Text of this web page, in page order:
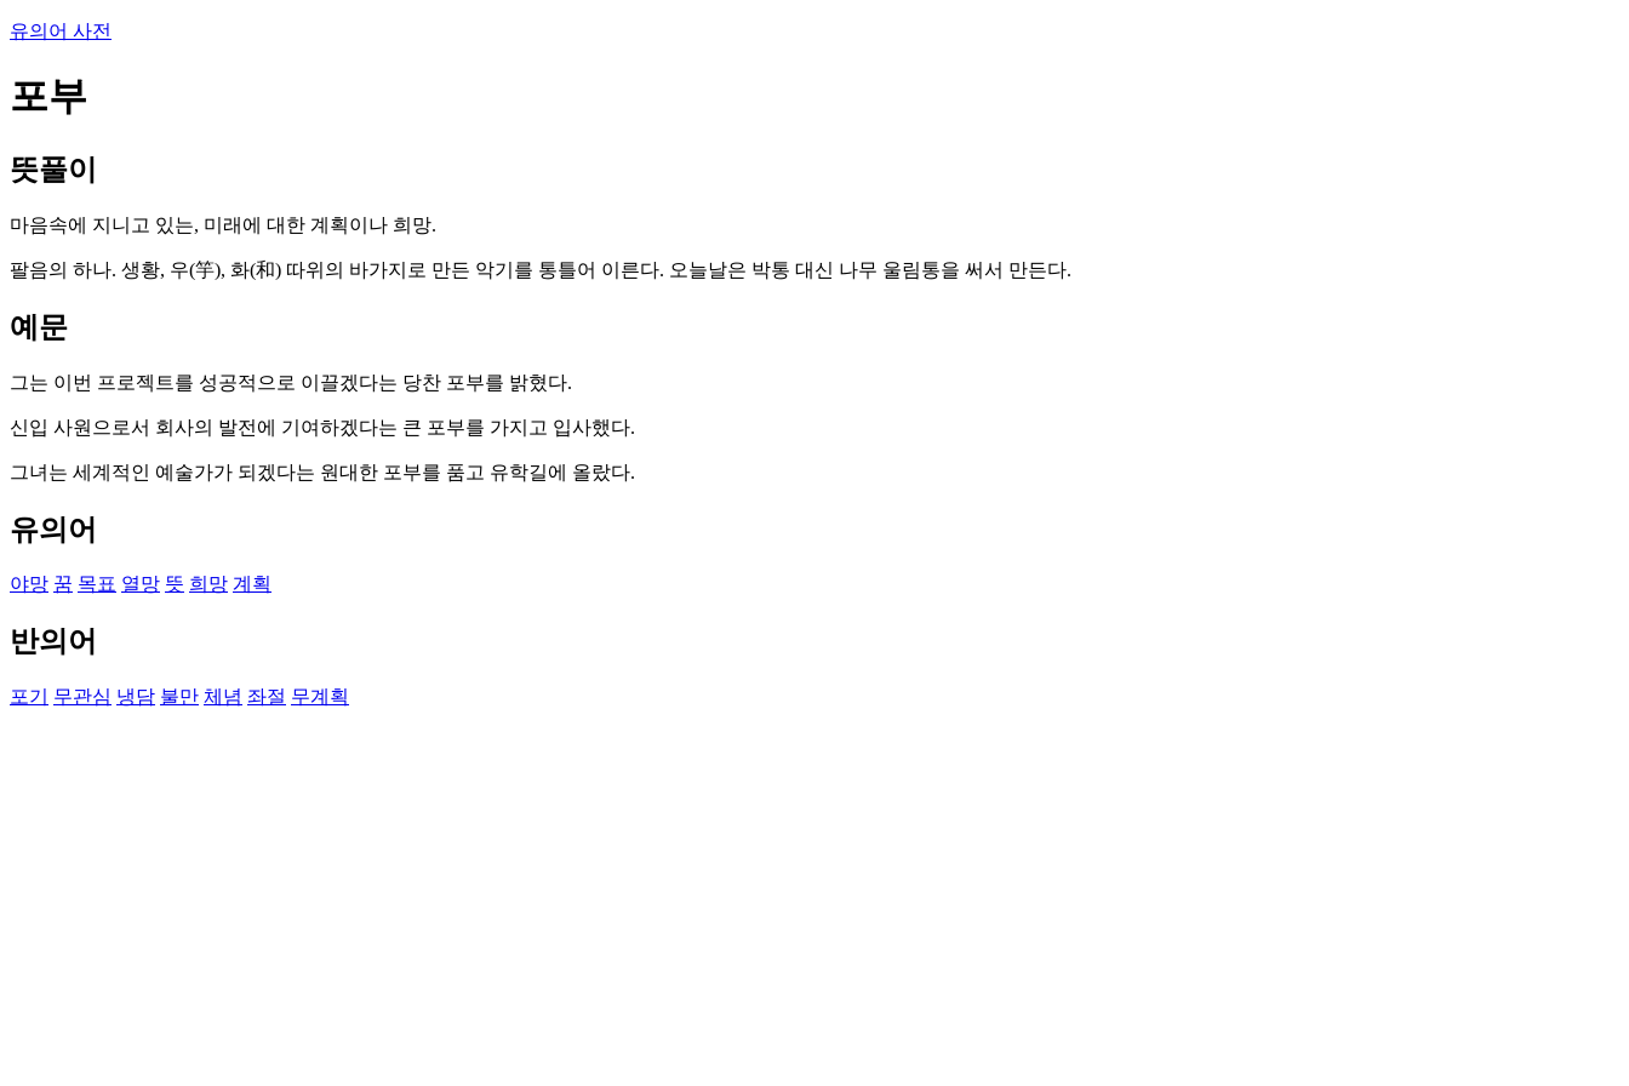
유의어 사전
포부
뜻풀이
마음속에 지니고 있는, 미래에 대한 계획이나 희망.
팔음의 하나. 생황, 우(竽), 화(和) 따위의 바가지로 만든 악기를 통틀어 이른다. 오늘날은 박통 대신 나무 울림통을 써서 만든다.
예문
그는 이번 프로젝트를 성공적으로 이끌겠다는 당찬 포부를 밝혔다.
신입 사원으로서 회사의 발전에 기여하겠다는 큰 포부를 가지고 입사했다.
그녀는 세계적인 예술가가 되겠다는 원대한 포부를 품고 유학길에 올랐다.
유의어
야망 꿈 목표 열망 뜻 희망 계획
반의어
포기 무관심 냉담 불만 체념 좌절 무계획